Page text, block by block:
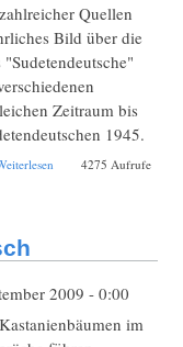
Quellen
Bild über die
Zeitraum bis
1945.
über Der vierte Stamm
4275 Aufrufe
2009 - 0:00
im